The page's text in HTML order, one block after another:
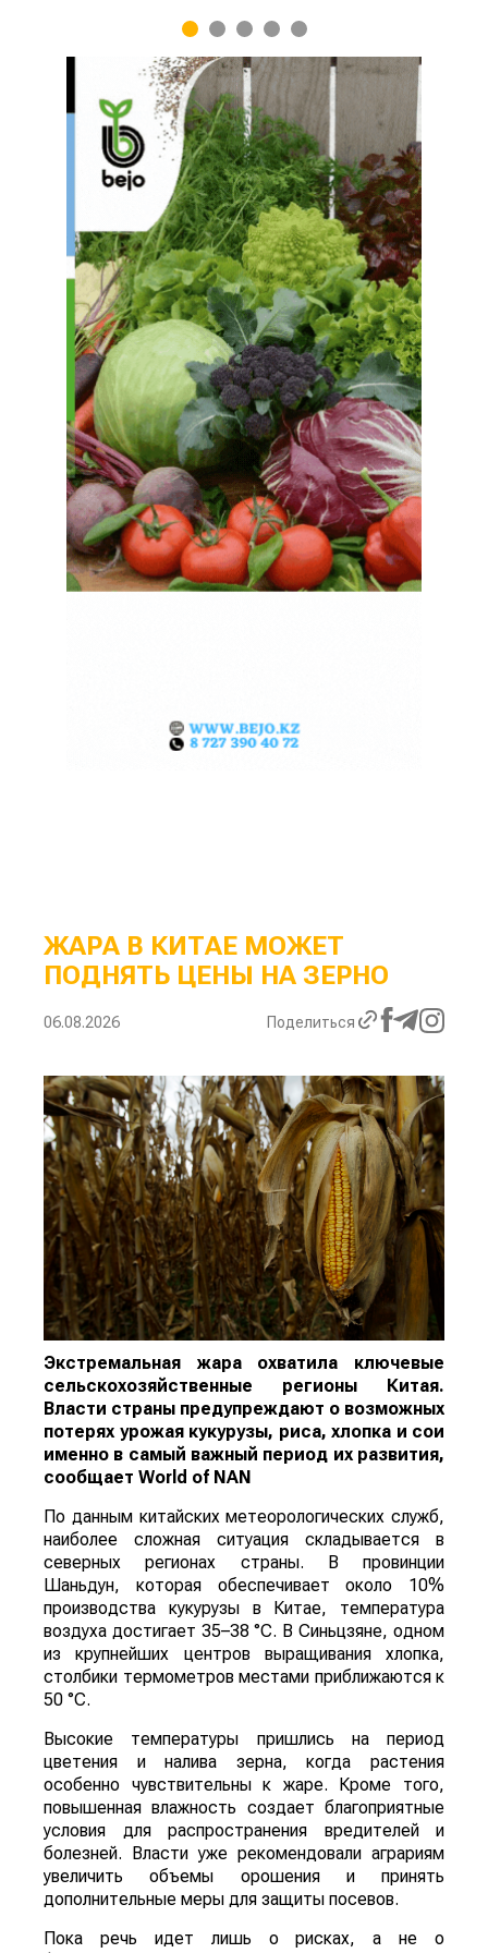
1 2 3 4 5
ЖАРА В КИТАЕ МОЖЕТ
ПОДНЯТЬ ЦЕНЫ НА ЗЕРНО
06.08.2026 Поделиться
Экстремальная жара охватила ключевые
сельскохозяйственные регионы Китая.
Власти страны предупреждают о возможных
потерях урожая кукурузы, риса, хлопка и сои
именно в самый важный период их развития,
сообщает World of NAN
По данным китайских метеорологических служб,
наиболее сложная ситуация складывается в
северных регионах страны. В провинции
Шаньдун, которая обеспечивает около 10%
производства кукурузы в Китае, температура
воздуха достигает 35–38 °C. В Синьцзяне, одном
из крупнейших центров выращивания хлопка,
столбики термометров местами приближаются к
50 °C.
Высокие температуры пришлись на период
цветения и налива зерна, когда растения
особенно чувствительны к жаре. Кроме того,
повышенная влажность создает благоприятные
условия для распространения вредителей и
болезней. Власти уже рекомендовали аграриям
увеличить объемы орошения и принять
дополнительные меры для защиты посевов.
Пока речь идет лишь о рисках, а не о